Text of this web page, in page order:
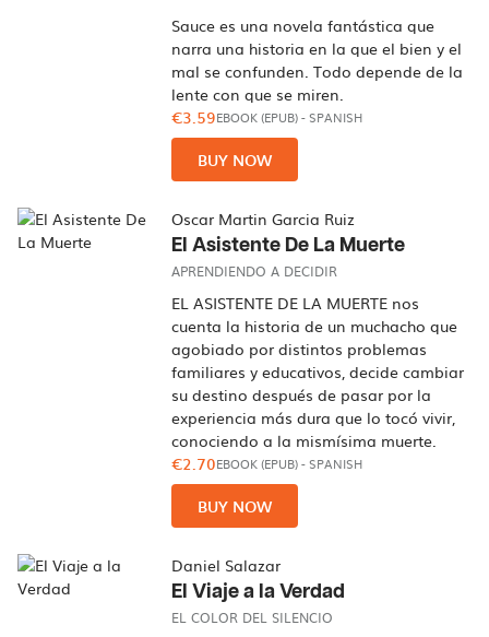
Sauce es una novela fantástica que
narra una historia en la que el bien y el
mal se confunden. Todo depende de la
lente con que se miren.
€3.59EBOOK (EPUB)-SPANISH
BUY NOW
Oscar Martin Garcia Ruiz
El Asistente De La Muerte
APRENDIENDO A DECIDIR
EL ASISTENTE DE LA MUERTE nos
cuenta la historia de un muchacho que
agobiado por distintos problemas
familiares y educativos, decide cambiar
su destino después de pasar por la
experiencia más dura que lo tocó vivir,
conociendo a la mismísima muerte.
€2.70EBOOK (EPUB)-SPANISH
BUY NOW
Daniel Salazar
El Viaje a la Verdad
EL COLOR DEL SILENCIO